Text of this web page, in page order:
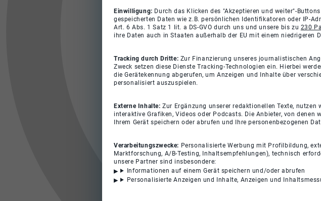
Einwilligung: Durch das Klicken des "Akzeptieren und weiter"-
gespeicherten Daten wie z.B. persönlichen Identifikatoren oder IP-
Art. 6 Abs. 1 Satz 1 lit. a DS-GVO durch uns und unsere bis zu 230
ihre Daten auch in Staaten außerhalb der EU mit einem niedrigeren
Tracking durch Dritte: Zur Finanzierung unseres journalistischen
Zweck setzen diese Dienste Tracking-Technologien ein. Hierbei
die Gerätekennung abgerufen, um Anzeigen und Inhalte über
personalisiert auszuspielen.
Externe Inhalte:Zur Ergänzung unserer redaktionellen Texte, nutzen
interaktive Grafiken, Videos oder Podcasts. Die Anbieter, von
Ihrem Gerät speichern oder abrufen und Ihre personenbezogenen
Verarbeitungszwecke: Personalisierte Werbung mit Profilbildung,
Marktforschung, A/B-Testing, Inhaltsempfehlungen), technisch
unsere Partner sind insbesondere:
Informationen auf einem Gerät speichern und/oder abrufen
Personalisierte Anzeigen und Inhalte, Anzeigen und